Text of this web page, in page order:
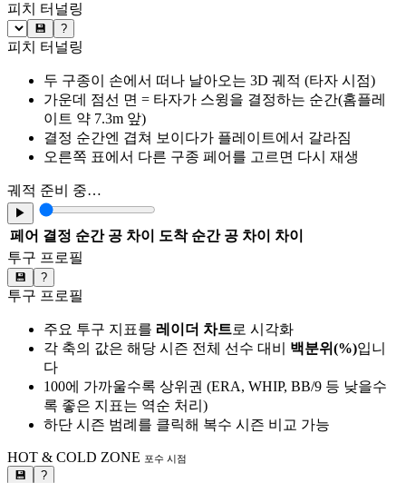
피치 터널링
💾 ?
피치 터널링
두 구종이 손에서 떠나 날아오는 3D 궤적 (타자 시점)
가운데 점선 면 = 타자가 스윙을 결정하는 순간(홈플레
이트 약 7.3m 앞)
결정 순간엔 겹쳐 보이다가 플레이트에서 갈라짐
오른쪽 표에서 다른 구종 페어를 고르면 다시 재생
궤적 준비 중…
▶
페어 결정 순간 공 차이 도착 순간 공 차이
차이
투구 프로필
💾 ?
투구 프로필
주요 투구 지표를 레이더 차트로 시각화
각 축의 값은 해당 시즌 전체 선수 대비 백분위(%)입니
다
100에 가까울수록 상위권 (ERA, WHIP, BB/9 등 낮을수
록 좋은 지표는 역순 처리)
하단 시즌 범례를 클릭해 복수 시즌 비교 가능
HOT & COLD ZONE 포수 시점
💾 ?